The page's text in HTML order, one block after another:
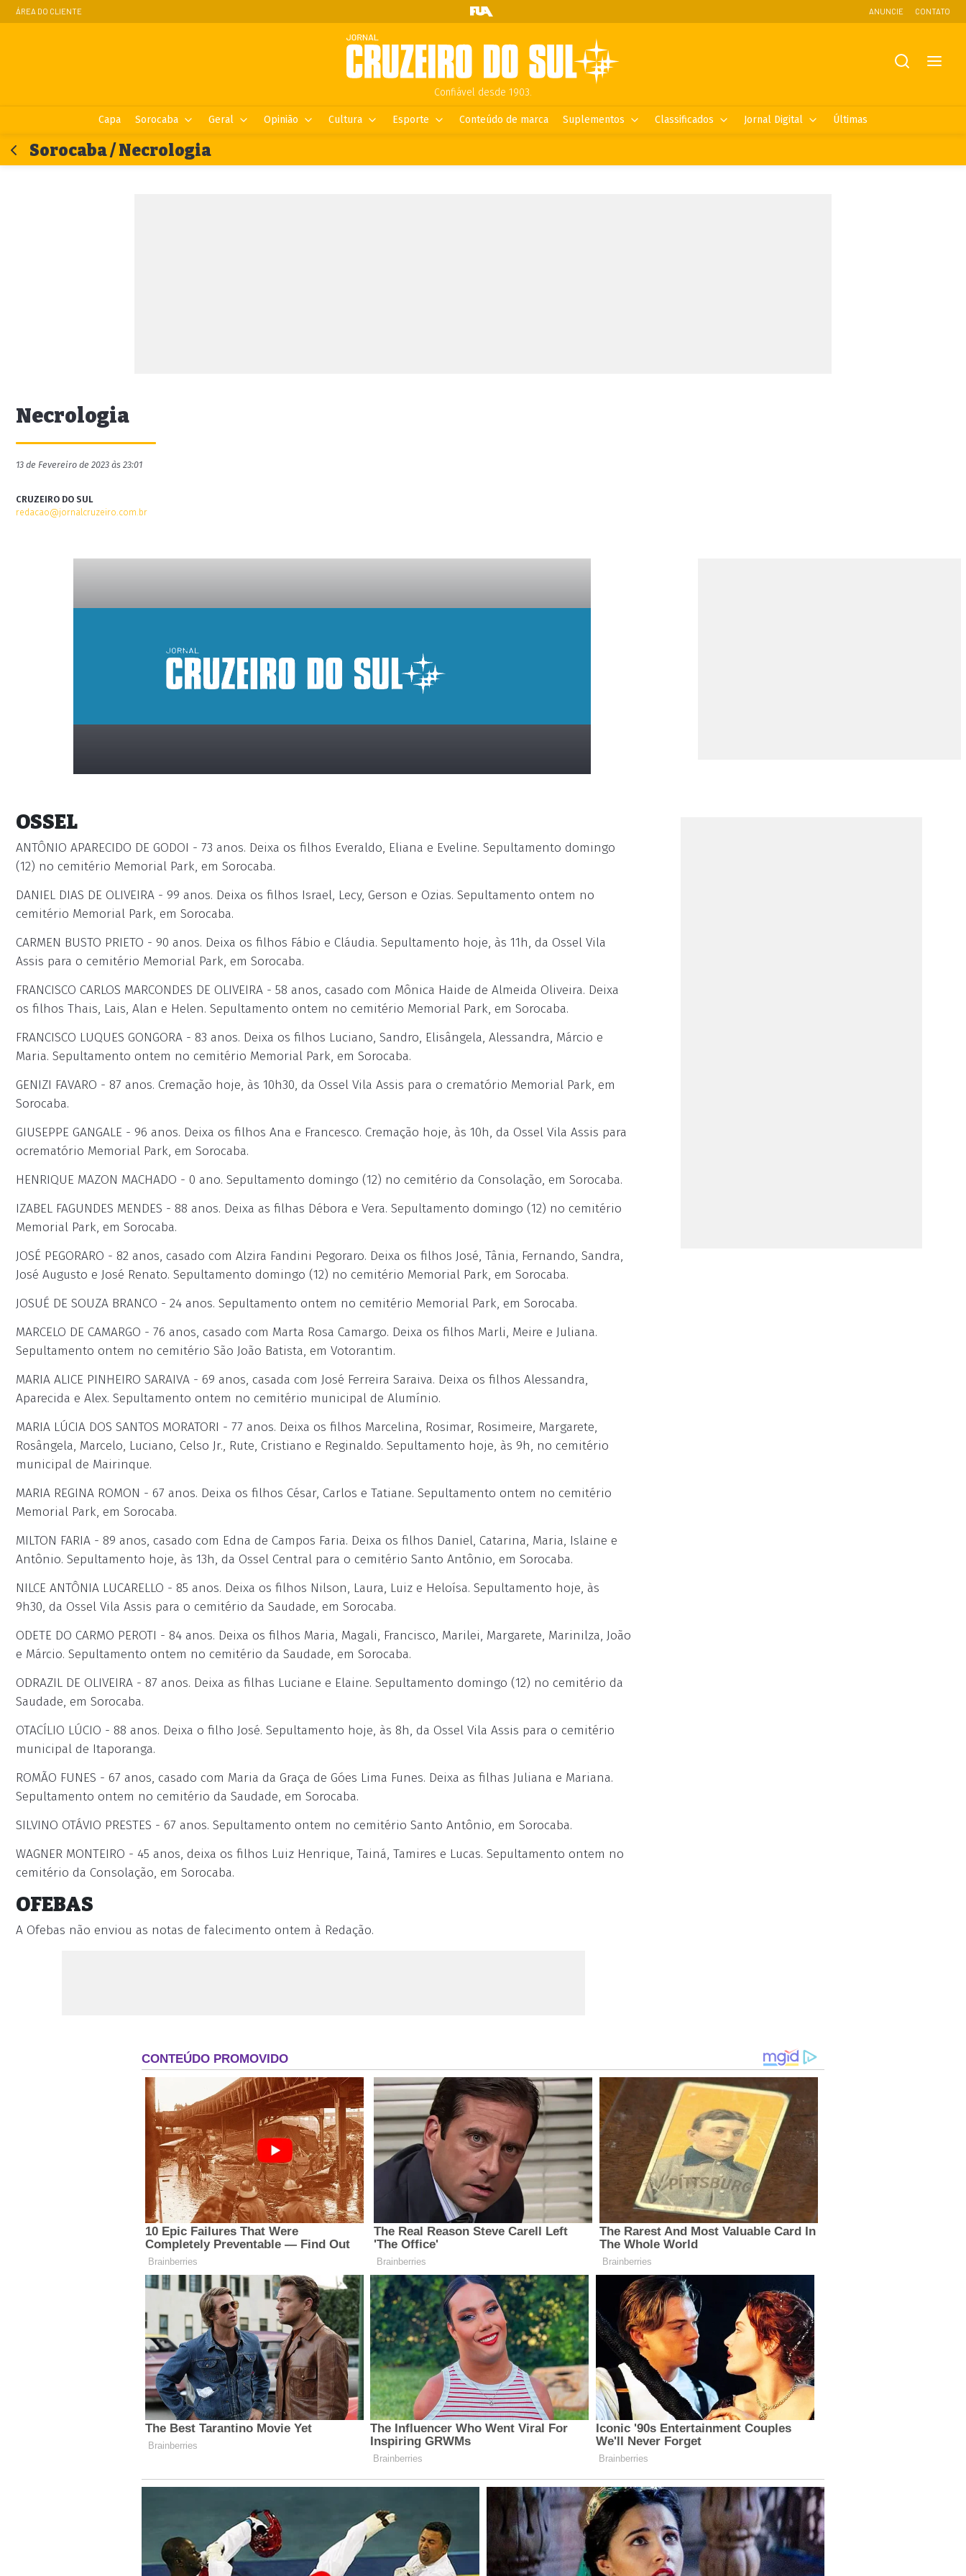
ÁREA DO CLIENTE ANUNCIE CONTATO
Confiável desde 1903.
Capa Sorocaba Geral Opinião Cultura Esporte Conteúdo de marca Suplementos Classificados Jornal Digital Últimas
Sorocaba / Necrologia
Necrologia
13 de Fevereiro de 2023 às 23:01
CRUZEIRO DO SUL
redacao@jornalcruzeiro.com.br
placeholder
OSSEL
ANTÔNIO APARECIDO DE GODOI - 73 anos. Deixa os filhos Everaldo, Eliana e Eveline. Sepultamento domingo
(12) no cemitério Memorial Park, em Sorocaba.
DANIEL DIAS DE OLIVEIRA - 99 anos. Deixa os filhos Israel, Lecy, Gerson e Ozias. Sepultamento ontem no
cemitério Memorial Park, em Sorocaba.
CARMEN BUSTO PRIETO - 90 anos. Deixa os filhos Fábio e Cláudia. Sepultamento hoje, às 11h, da Ossel Vila
Assis para o cemitério Memorial Park, em Sorocaba.
FRANCISCO CARLOS MARCONDES DE OLIVEIRA - 58 anos, casado com Mônica Haide de Almeida Oliveira. Deixa
os filhos Thais, Lais, Alan e Helen. Sepultamento ontem no cemitério Memorial Park, em Sorocaba.
FRANCISCO LUQUES GONGORA - 83 anos. Deixa os filhos Luciano, Sandro, Elisângela, Alessandra, Márcio e
Maria. Sepultamento ontem no cemitério Memorial Park, em Sorocaba.
GENIZI FAVARO - 87 anos. Cremação hoje, às 10h30, da Ossel Vila Assis para o crematório Memorial Park, em
Sorocaba.
GIUSEPPE GANGALE - 96 anos. Deixa os filhos Ana e Francesco. Cremação hoje, às 10h, da Ossel Vila Assis para
ocrematório Memorial Park, em Sorocaba.
HENRIQUE MAZON MACHADO - 0 ano. Sepultamento domingo (12) no cemitério da Consolação, em Sorocaba.
IZABEL FAGUNDES MENDES - 88 anos. Deixa as filhas Débora e Vera. Sepultamento domingo (12) no cemitério
Memorial Park, em Sorocaba.
JOSÉ PEGORARO - 82 anos, casado com Alzira Fandini Pegoraro. Deixa os filhos José, Tânia, Fernando, Sandra,
José Augusto e José Renato. Sepultamento domingo (12) no cemitério Memorial Park, em Sorocaba.
JOSUÉ DE SOUZA BRANCO - 24 anos. Sepultamento ontem no cemitério Memorial Park, em Sorocaba.
MARCELO DE CAMARGO - 76 anos, casado com Marta Rosa Camargo. Deixa os filhos Marli, Meire e Juliana.
Sepultamento ontem no cemitério São João Batista, em Votorantim.
MARIA ALICE PINHEIRO SARAIVA - 69 anos, casada com José Ferreira Saraiva. Deixa os filhos Alessandra,
Aparecida e Alex. Sepultamento ontem no cemitério municipal de Alumínio.
MARIA LÚCIA DOS SANTOS MORATORI - 77 anos. Deixa os filhos Marcelina, Rosimar, Rosimeire, Margarete,
Rosângela, Marcelo, Luciano, Celso Jr., Rute, Cristiano e Reginaldo. Sepultamento hoje, às 9h, no cemitério
municipal de Mairinque.
MARIA REGINA ROMON - 67 anos. Deixa os filhos César, Carlos e Tatiane. Sepultamento ontem no cemitério
Memorial Park, em Sorocaba.
MILTON FARIA - 89 anos, casado com Edna de Campos Faria. Deixa os filhos Daniel, Catarina, Maria, Islaine e
Antônio. Sepultamento hoje, às 13h, da Ossel Central para o cemitério Santo Antônio, em Sorocaba.
NILCE ANTÔNIA LUCARELLO - 85 anos. Deixa os filhos Nilson, Laura, Luiz e Heloísa. Sepultamento hoje, às
9h30, da Ossel Vila Assis para o cemitério da Saudade, em Sorocaba.
ODETE DO CARMO PEROTI - 84 anos. Deixa os filhos Maria, Magali, Francisco, Marilei, Margarete, Marinilza, João
e Márcio. Sepultamento ontem no cemitério da Saudade, em Sorocaba.
ODRAZIL DE OLIVEIRA - 87 anos. Deixa as filhas Luciane e Elaine. Sepultamento domingo (12) no cemitério da
Saudade, em Sorocaba.
OTACÍLIO LÚCIO - 88 anos. Deixa o filho José. Sepultamento hoje, às 8h, da Ossel Vila Assis para o cemitério
municipal de Itaporanga.
ROMÃO FUNES - 67 anos, casado com Maria da Graça de Góes Lima Funes. Deixa as filhas Juliana e Mariana.
Sepultamento ontem no cemitério da Saudade, em Sorocaba.
SILVINO OTÁVIO PRESTES - 67 anos. Sepultamento ontem no cemitério Santo Antônio, em Sorocaba.
WAGNER MONTEIRO - 45 anos, deixa os filhos Luiz Henrique, Tainá, Tamires e Lucas. Sepultamento ontem no
cemitério da Consolação, em Sorocaba.
OFEBAS
A Ofebas não enviou as notas de falecimento ontem à Redação.